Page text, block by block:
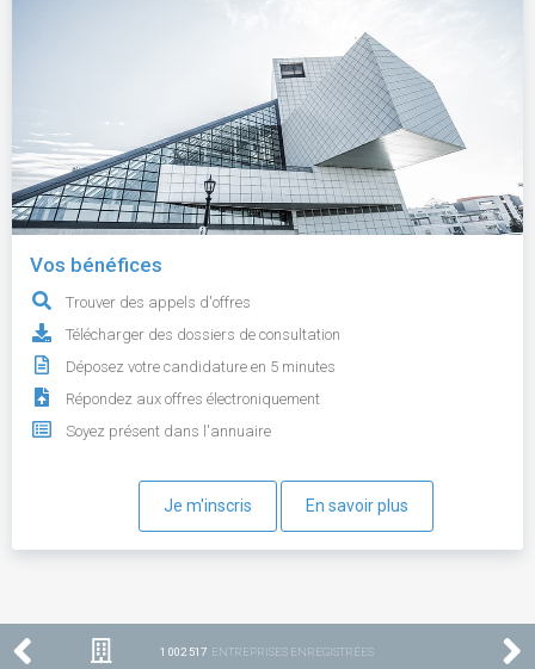
Vos bénéfices
Trouver des appels d'offres
Télécharger des dossiers de consultation
Déposez votre candidature en 5 minutes
Répondez aux offres électroniquement
Soyez présent dans l'annuaire
Je m'inscris En savoir plus
1 002 517 ENTREPRISES ENREGISTRÉES